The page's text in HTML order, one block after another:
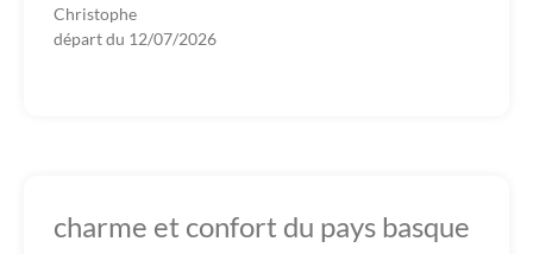
Christophe
départ du 12/07/2026
charme et confort du pays basque